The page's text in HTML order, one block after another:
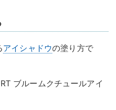
アイシャドウの塗り方で
ブルームクチュールアイ